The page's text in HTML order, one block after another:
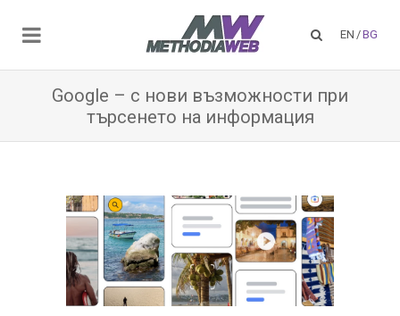
EN /BG
Google – с нови възможности при
търсенето на информация